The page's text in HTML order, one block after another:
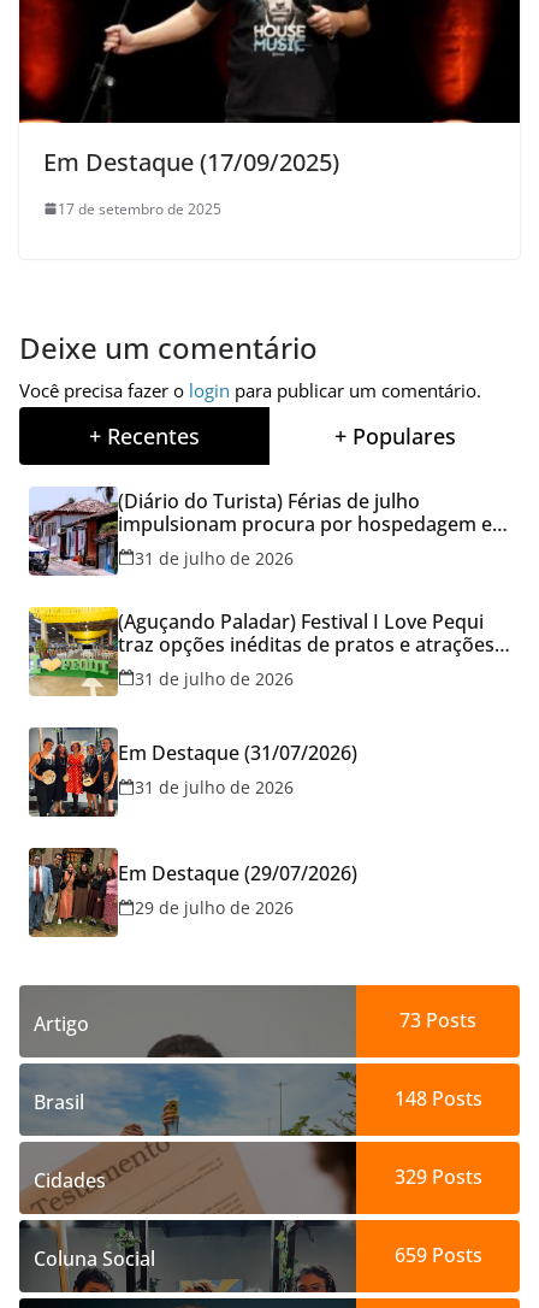
Em Destaque (17/09/2025)
17 de setembro de 2025
Deixe um comentário
Você precisa fazer o login para publicar um comentário.
+ Recentes + Populares
(Diário do Turista) Férias de julho
impulsionam procura por hospedagem em
Goiás e reforçam cuidados na hora de
reservar viagens
31 de julho de 2026
(Aguçando Paladar) Festival I Love Pequi
traz opções inéditas de pratos e atrações
gratuitas no fim de semana dos Pais em
Goiânia
31 de julho de 2026
Em Destaque (31/07/2026)
31 de julho de 2026
Em Destaque (29/07/2026)
29 de julho de 2026
Artigo 73 Posts
Brasil 148Posts
Cidades 329Posts
Coluna Social 659Posts